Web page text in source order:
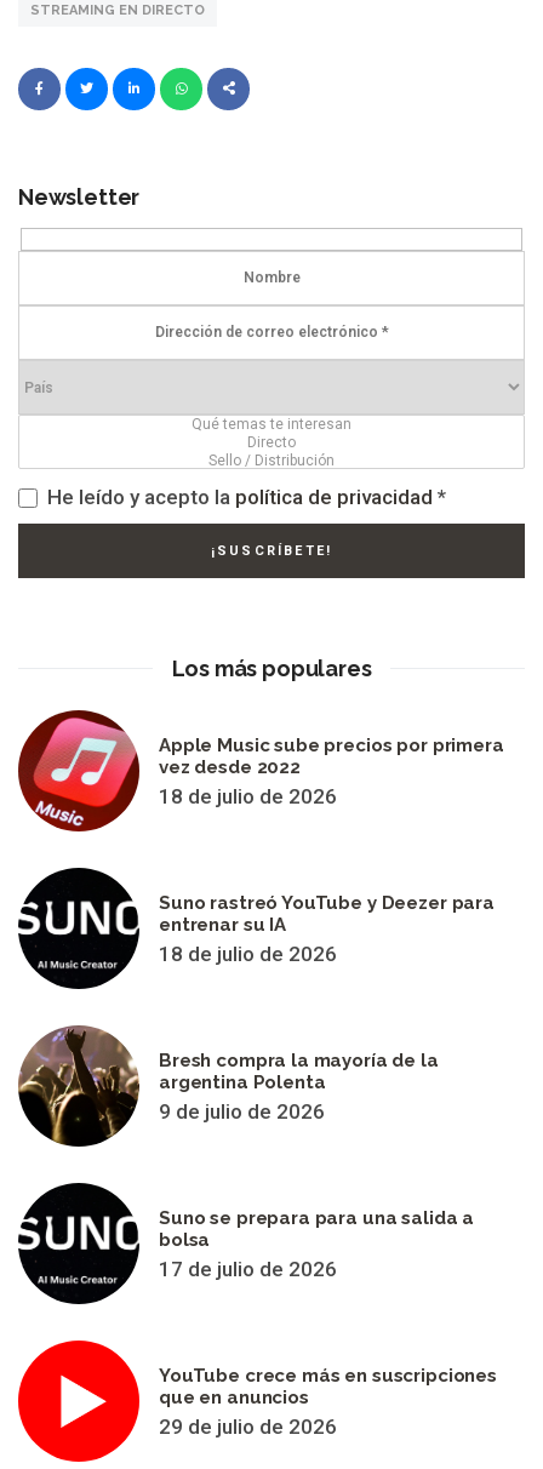
STREAMING EN DIRECTO
Newsletter
He leído y acepto la política de privacidad *
Los más populares
Apple Music sube precios por primera
vez desde 2022
18 de julio de 2026
Suno rastreó YouTube y Deezer para
entrenar su IA
18 de julio de 2026
Bresh compra la mayoría de la
argentina Polenta
9 de julio de 2026
Suno se prepara para una salida a
bolsa
17 de julio de 2026
YouTube crece más en suscripciones
que en anuncios
29 de julio de 2026